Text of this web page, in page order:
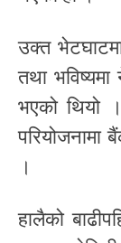
उक्त
तथा
भएको थियो
परियोजनामा
।
हालैको